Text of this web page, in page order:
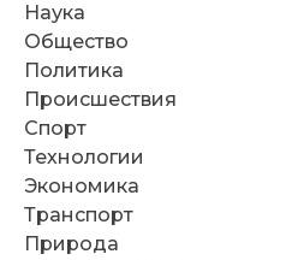
Наука
Общество
Политика
Происшествия
Спорт
Технологии
Экономика
Транспорт
Природа